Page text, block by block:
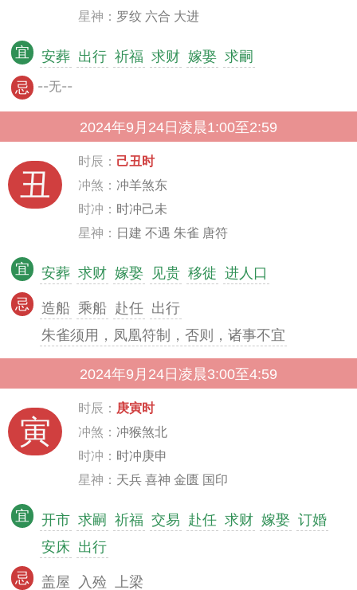
星神： 罗纹 六合 大进
宜 安葬 出行 祈福 求财 嫁娶 求嗣
忌 --无--
2024年9月24日凌晨1:00至2:59
丑
时辰： 己丑时
冲煞： 冲羊煞东
时冲： 时冲己未
星神： 日建 不遇 朱雀 唐符
宜 安葬 求财 嫁娶 见贵 移徙 进人口
忌 造船 乘船 赴任 出行
朱雀须用，凤凰符制，否则，诸事不宜
2024年9月24日凌晨3:00至4:59
寅
时辰： 庚寅时
冲煞： 冲猴煞北
时冲： 时冲庚申
星神： 天兵 喜神 金匮 国印
宜 开市 求嗣 祈福 交易 赴任 求财 嫁娶 订婚
安床 出行
忌 盖屋 入殓 上梁